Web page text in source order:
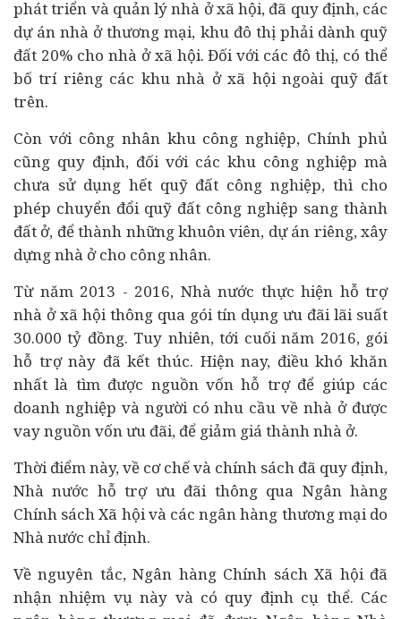
phát triển và quản lý nhà ở xã hội, đã quy định, các
dự án nhà ở thương mại, khu đô thị phải dành quỹ
đất 20% cho nhà ở xã hội. Đối với các đô thị, có thể
bố trí riêng các khu nhà ở xã hội ngoài quỹ đất
trên.
Còn với công nhân khu công nghiệp, Chính phủ
cũng quy định, đối với các khu công nghiệp mà
chưa sử dụng hết quỹ đất công nghiệp, thì cho
phép chuyển đổi quỹ đất công nghiệp sang thành
đất ở, để thành những khuôn viên, dự án riêng, xây
dựng nhà ở cho công nhân.
Từ năm 2013 - 2016, Nhà nước thực hiện hỗ trợ
nhà ở xã hội thông qua gói tín dụng ưu đãi lãi suất
30.000 tỷ đồng. Tuy nhiên, tới cuối năm 2016, gói
hỗ trợ này đã kết thúc. Hiện nay, điều khó khăn
nhất là tìm được nguồn vốn hỗ trợ để giúp các
doanh nghiệp và người có nhu cầu về nhà ở được
vay nguồn vốn ưu đãi, để giảm giá thành nhà ở.
Thời điểm này, về cơ chế và chính sách đã quy định,
Nhà nước hỗ trợ ưu đãi thông qua Ngân hàng
Chính sách Xã hội và các ngân hàng thương mại do
Nhà nước chỉ định.
Về nguyên tắc, Ngân hàng Chính sách Xã hội đã
nhận nhiệm vụ này và có quy định cụ thể. Các